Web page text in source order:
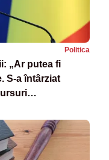
Politica
„Ar putea fi
S-a întârziat